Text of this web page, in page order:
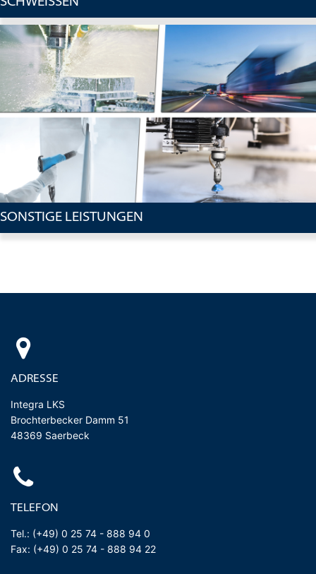
SONSTIGE LEISTUNGEN
ADRESSE
Integra LKS
Brochterbecker Damm 51
48369 Saerbeck
TELEFON
Tel.: (+49) 0 25 74 - 888 94 0
Fax: (+49) 0 25 74 - 888 94 22